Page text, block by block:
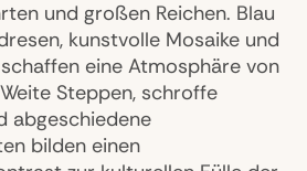
und großen Reichen. Blau
kunstvolle Mosaike und
eine Atmosphäre von
Steppen, schroffe
abgeschiedene
bilden einen